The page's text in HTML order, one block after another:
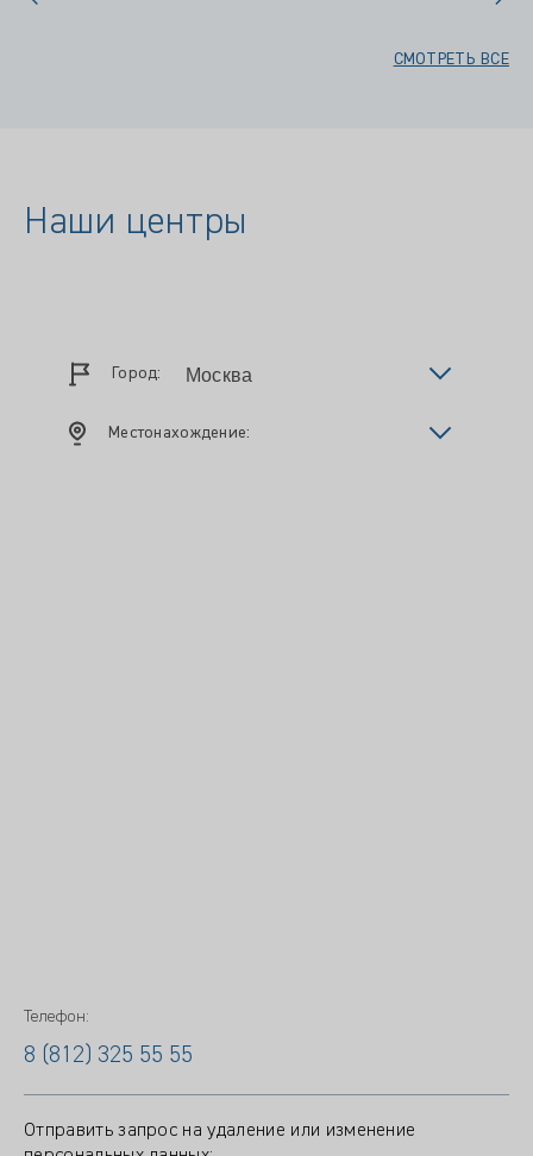
СМОТРЕТЬ ВСЕ
Наши центры
Город:
Местонахождение:
Телефон:
8 (812) 325 55 55
Отправить запрос на удаление или изменение